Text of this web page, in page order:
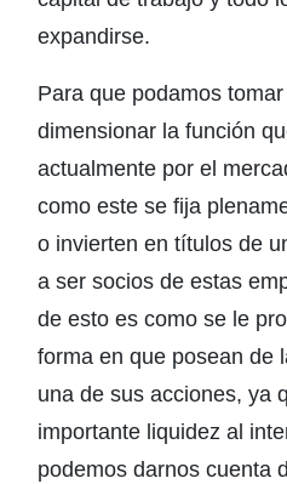
expandirse.
Para que podamos
dimensionar la función
actualmente por el
como este se fija
o invierten en títulos de
a ser socios de estas
de esto es como se le
forma en que posean de
una de sus acciones, ya
importante liquidez al
podemos darnos cuenta